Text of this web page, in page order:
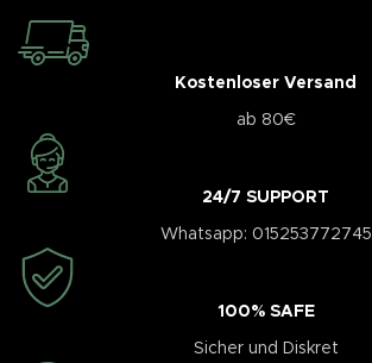
Kostenloser Versand
ab 80€
24/7 SUPPORT
Whatsapp: 015253772745
100% SAFE
Sicher und Diskret